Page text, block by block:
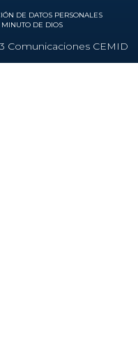
DE DATOS PERSONALES
MINUTO DE DIOS
Comunicaciones CEMID